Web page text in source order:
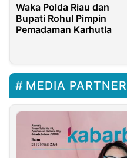
Waka Polda Riau dan
Bupati Rohul Pimpin
Pemadaman Karhutla
MEDIA PARTNER